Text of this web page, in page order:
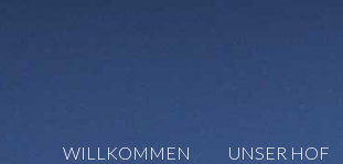
WILLKOMMEN UNSER HOF